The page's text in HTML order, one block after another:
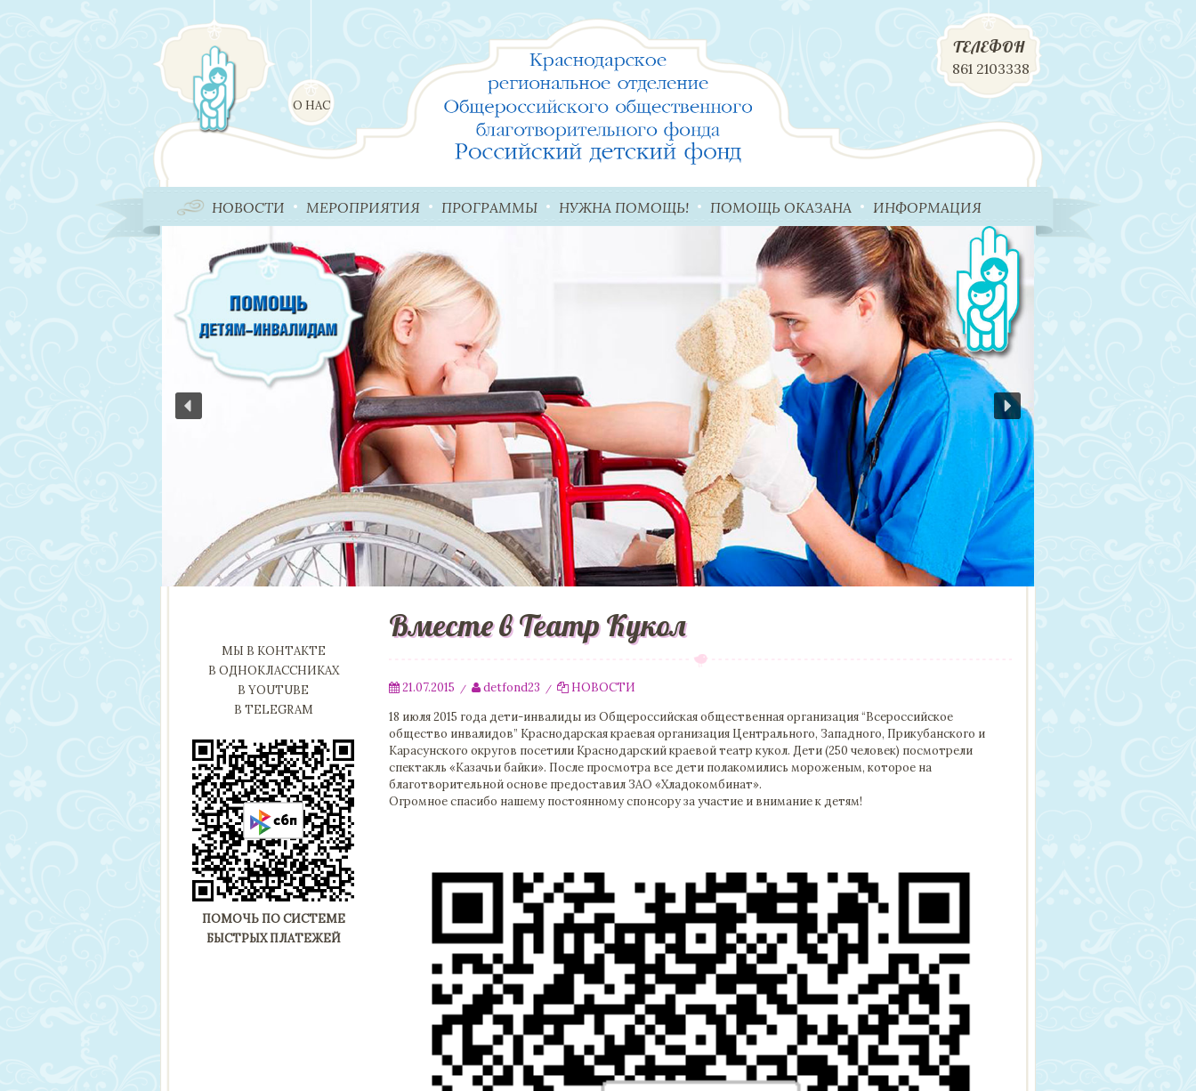
ТЕЛЕФОН
861 2103338
О НАС
НОВОСТИ МЕРОПРИЯТИЯ ПРОГРАММЫ НУЖНА ПОМОЩЬ! ПОМОЩЬ ОКАЗАНА ИНФОРМАЦИЯ
Вместе в Театр Кукол
21.07.2015 / detfond23 /
НОВОСТИ
18 июля 2015 года дети-инвалиды из Общероссийская общественная организация “Всероссийское
общество инвалидов” Краснодарская краевая организация Центрального, Западного, Прикубанского и
Карасунского округов посетили Краснодарский краевой театр кукол. Дети (250 человек) посмотрели
спектакль «Казачьи байки». После просмотра все дети полакомились мороженым, которое на
благотворительной основе предоставил ЗАО «Хладокомбинат».
Огромное спасибо нашему постоянному спонсору за участие и внимание к детям!
МЫ В КОНТАКТЕ
В ОДНОКЛАССНИКАХ
В YOUTUBE
В TELEGRAM
ПОМОЧЬ ПО СИСТЕМЕ
БЫСТРЫХ ПЛАТЕЖЕЙ